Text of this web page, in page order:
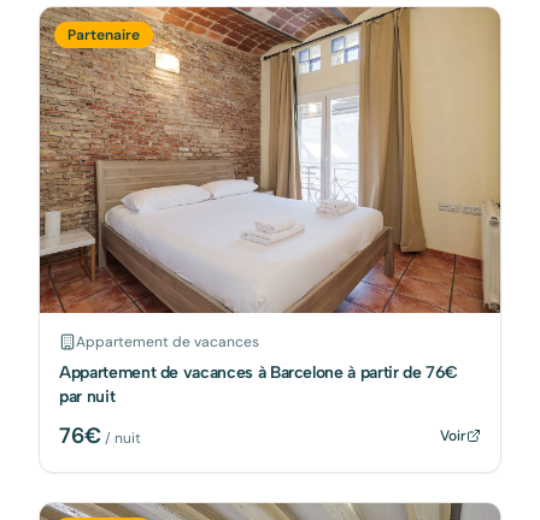
Partenaire
Appartement de vacances
Appartement de vacances à Barcelone à partir de 76€
par nuit
76€/ nuit Voir